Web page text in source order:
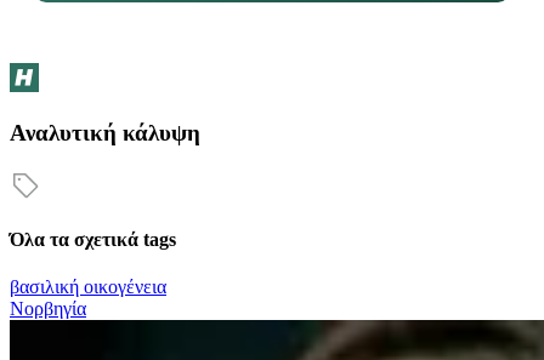
Αναλυτική κάλυψη
Όλα τα σχετικά tags
βασιλική οικογένεια
Νορβηγία